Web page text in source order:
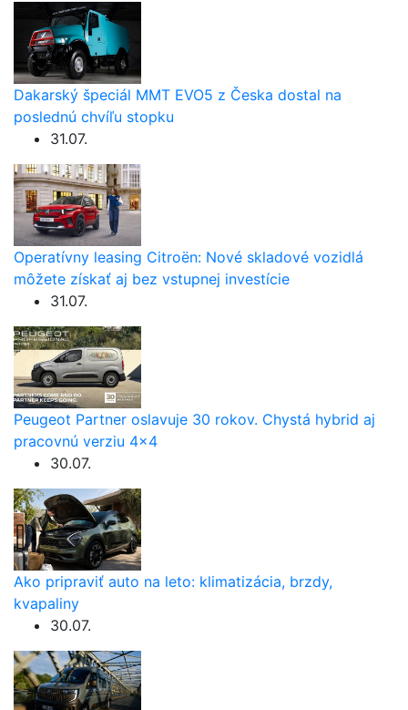
Dakarský špeciál MMT EVO5 z Česka dostal na
poslednú chvíľu stopku
31.07.
Operatívny leasing Citroën: Nové skladové vozidlá
môžete získať aj bez vstupnej investície
31.07.
Peugeot Partner oslavuje 30 rokov. Chystá hybrid aj
pracovnú verziu 4×4
30.07.
Ako pripraviť auto na leto: klimatizácia, brzdy,
kvapaliny
30.07.